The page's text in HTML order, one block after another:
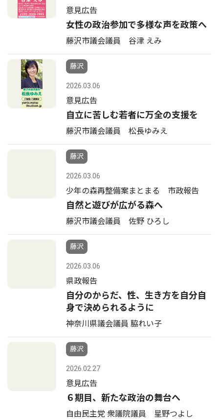
意見広告
女性の政治参加で多様な声を政策へ
藤沢市議会議員 谷津 えみ
藤沢
2026.03.06
意見広告
自立に苦しむ若者に万全の支援を
藤沢市議会議員 松長ゆみえ
藤沢
2026.03.06
少年の森再整備案まとまる 市政報告
自然と遊びが広がる森へ
藤沢市議会議員 佐野 ひろし
藤沢
2026.03.06
県政報告
自分のからだ、性、生き方を自分自
身で決められるように
神奈川県議会議員 脇れい子
藤沢
2026.02.27
意見広告
６期目、新たな政治の舞台へ
自由民主党 衆議院議員 星野つよし